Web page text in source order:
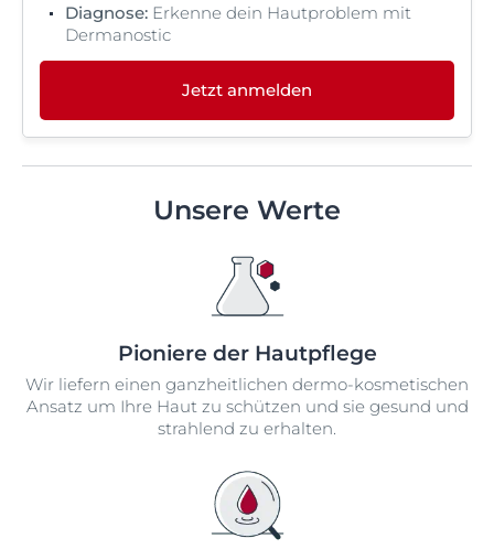
Diagnose: Erkenne dein Hautproblem mit
Dermanostic
Jetzt anmelden
Unsere Werte
Pioniere der Hautpflege
Wir liefern einen ganzheitlichen dermo-kosmetischen
Ansatz um Ihre Haut zu schützen und sie gesund und
strahlend zu erhalten.